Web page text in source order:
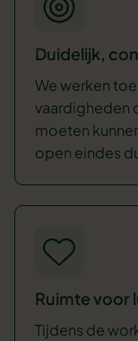
Duidelijk,
We werken
vaardigheden
moeten
open eindes
Ruimte voor
Tijdens de